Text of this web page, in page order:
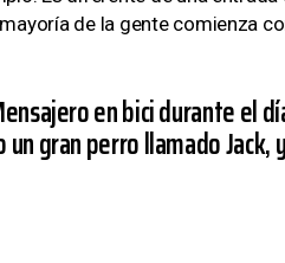
de la gente comienza
en bici durante el
gran perro llamado